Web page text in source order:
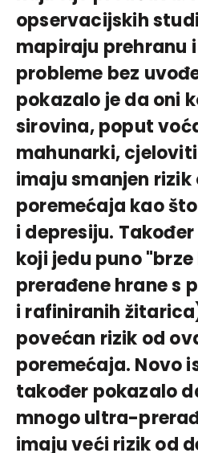
opservacijskih
mapiraju prehranu
probleme bez
pokazalo je da oni
sirovina, poput
mahunarki,
imaju smanjen
poremećaja kao
i depresiju.
koji jedu puno
prerađene hrane s
i rafiniranih
povećan rizik od
poremećaja. Novo
također pokazalo
mnogo ultra-
imaju veći rizik od